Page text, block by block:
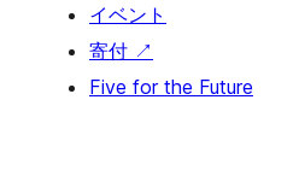
イベント
寄付 ↗
Five for the Future